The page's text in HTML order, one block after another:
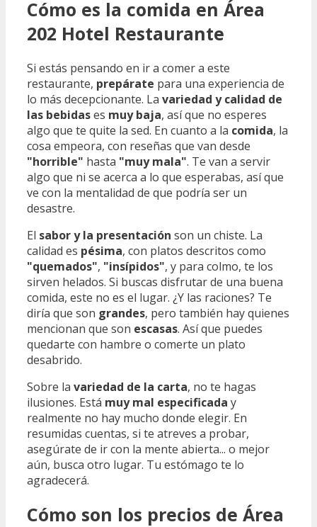
Cómo es la comida en Área
202 Hotel Restaurante
Si estás pensando en ir a comer a este
restaurante, prepárate para una experiencia de
lo más decepcionante. La variedad y calidad de
las bebidases muy baja, así que no esperes
algo que te quite la sed. En cuanto a la comida, la
cosa empeora, con reseñas que van desde
"horrible" hasta "muy mala". Te van a servir
algo que ni se acerca a lo que esperabas, así que
ve con la mentalidad de que podría ser un
desastre.
El sabor y la presentación son un chiste. La
calidad es pésima, con platos descritos como
"quemados", "insípidos", y para colmo, te los
sirven helados. Si buscas disfrutar de una buena
comida, este no es el lugar. ¿Y las raciones? Te
diría que son grandes, pero también hay quienes
mencionan que son escasas. Así que puedes
quedarte con hambre o comerte un plato
desabrido.
Sobre la variedad de la carta, no te hagas
ilusiones. Está muy mal especificada y
realmente no hay mucho donde elegir. En
resumidas cuentas, si te atreves a probar,
asegúrate de ir con la mente abierta... o mejor
aún, busca otro lugar. Tu estómago te lo
agradecerá.
Cómo son los precios de Área